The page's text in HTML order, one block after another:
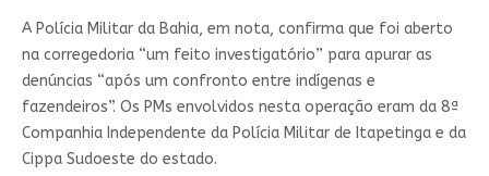
A Polícia Militar da Bahia, em nota, confirma que foi aberto
na corregedoria “um feito investigatório” para apurar as
denúncias “após um confronto entre indígenas e
fazendeiros”. Os PMs envolvidos nesta operação eram da 8ª
Companhia Independente da Polícia Militar de Itapetinga e da
Cippa Sudoeste do estado.